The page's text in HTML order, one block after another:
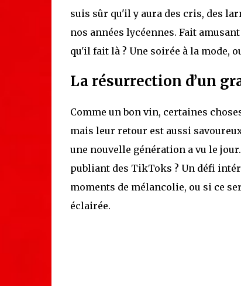
suis sûr qu'il y aura des cris, des
nos années lycéennes. Fait
qu'il fait là ? Une soirée à la mode,
La résurrection d’un
Comme un bon vin, certaines
mais leur retour est aussi
une nouvelle génération a vu le
publiant des TikToks ? Un défi
moments de mélancolie, ou si ce
éclairée.